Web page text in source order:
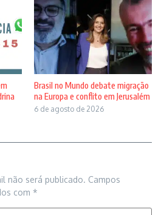
Brasil no Mundo debate migração
na Europa e conflito em Jerusalém
6 de agosto de 2026
não será publicado. Campos
com *